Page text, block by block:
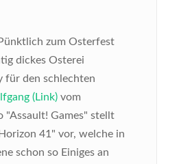
Pünktlich zum Osterfest
dickes Osterei
für den schlechten
(Link) vom
"Assault! Games" stellt
41" vor, welche in
schon so Einiges an